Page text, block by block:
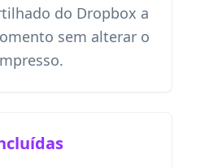
do Dropbox a
sem alterar o